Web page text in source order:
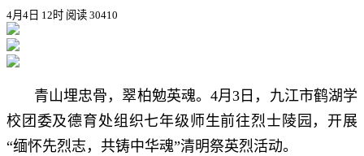
4月4日 12时 阅读 30410
青山埋忠骨，翠柏勉英魂。4月3日，九江市鹤湖学
校团委及德育处组织七年级师生前往烈士陵园，开展
“缅怀先烈志，共铸中华魂”清明祭英烈活动。